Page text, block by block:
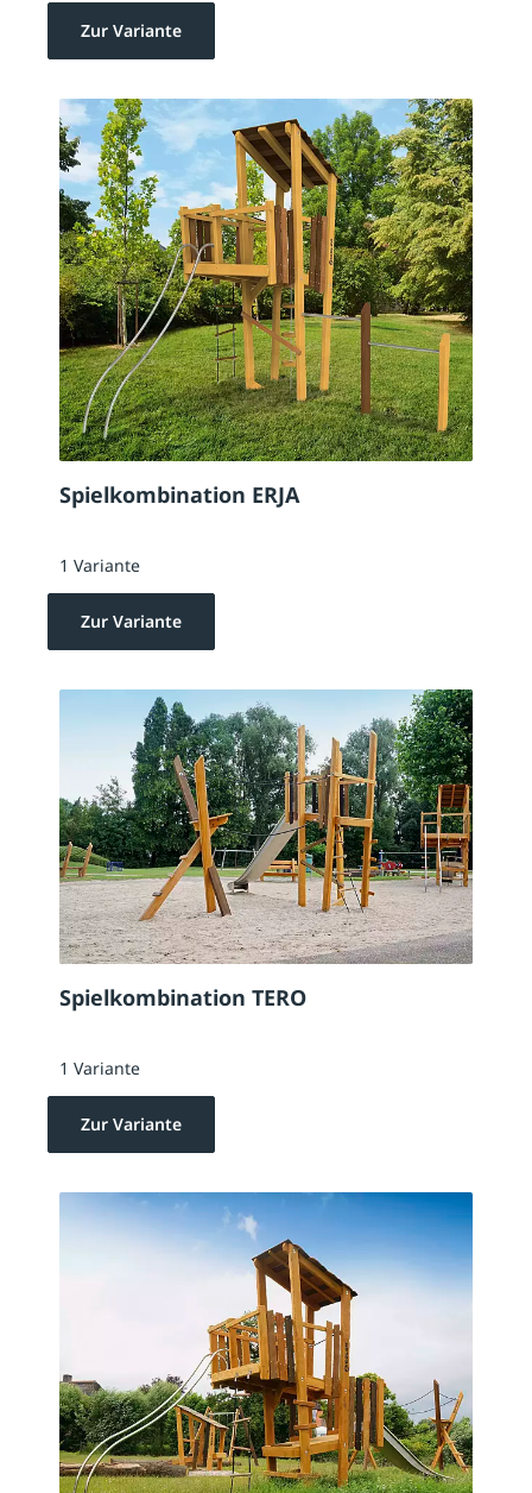
Zur Variante
Spielkombination ERJA
1 Variante
Zur Variante
Spielkombination TERO
1 Variante
Zur Variante